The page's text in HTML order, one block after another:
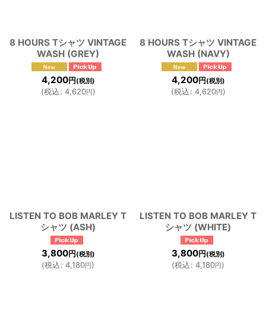
8 HOURS Tシャツ VINTAGE
WASH (GREY)
4,200円 (税別)
(税込: 4,620円)
8 HOURS Tシャツ VINTAGE
WASH (NAVY)
4,200円 (税別)
(税込: 4,620円)
LISTEN TO BOB MARLEY T
シャツ (ASH)
3,800円 (税別)
(税込: 4,180円)
LISTEN TO BOB MARLEY T
シャツ (WHITE)
3,800円 (税別)
(税込: 4,180円)